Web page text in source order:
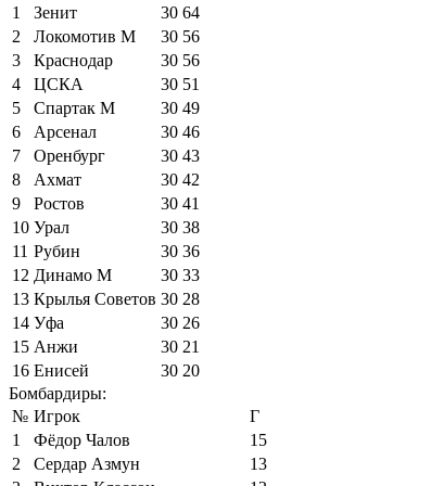
1 Зенит 30 64
2
Локомотив М 30 56
3
Краснодар 30 56
4
ЦСКА 30 51
5
Спартак М 30 49
6
Арсенал 30 46
7
Оренбург 30 43
8
Ахмат 30 42
9
Ростов 30 41
10 Урал 30 38
11 Рубин 30 36
12 Динамо М 30 33
13 Крылья Советов 30 28
14 Уфа 30 26
15 Анжи 30 21
16 Енисей 30 20
Бомбардиры:
№ Игрок
Г
1
Фёдор Чалов
15
2
Сердар Азмун
13